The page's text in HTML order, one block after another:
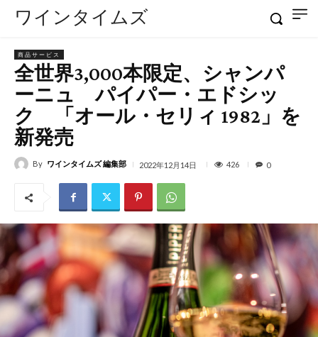
ワインタイムズ
商品サービス
全世界3,000本限定、シャンパ
ーニュ パイパー・エドシッ
ク 「オール・セリィ 1982」を
新発売
By ワインタイムズ 編集部 2022年12月14日 426 0